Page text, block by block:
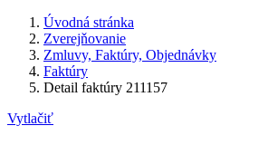
Úvodná stránka
Zverejňovanie
Zmluvy, Faktúry, Objednávky
Faktúry
Detail faktúry 211157
Vytlačiť